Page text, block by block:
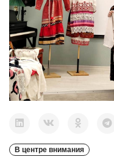
В центре внимания